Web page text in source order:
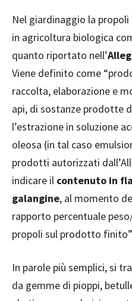
Nel giardinaggio la
in agricoltura biologica
quanto riportato nell’
Viene definito come
raccolta, elaborazione e
api, di sostanze prodotte
l’estrazione in soluzione
oleosa (in tal caso
prodotti autorizzati
indicare il contenuto in
galangine, al momento
rapporto percentuale
propoli sul prodotto
In parole più semplici, si
da gemme di pioppi,